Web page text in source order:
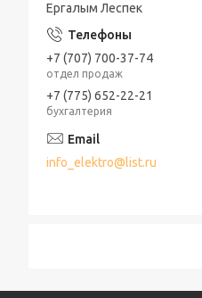
Ергалым Леспек
+7 (707) 700-37-74
отдел продаж
+7 (775) 652-22-21
бухгалтерия
info_elektro@list.ru